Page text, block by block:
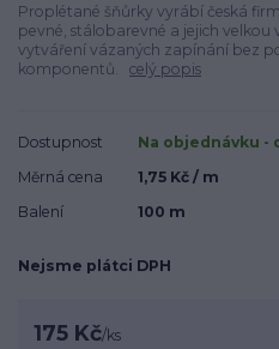
Proplétané šňůrky vyrábí česká
pevné, stálobarevné a jejich
vytváření vázaných zapínání bez
komponentů. celý popis
Dostupnost
Na objednávku -
Měrná cena
1,75 Kč / m
Balení
100 m
Nejsme plátci DPH
175 Kč/ks